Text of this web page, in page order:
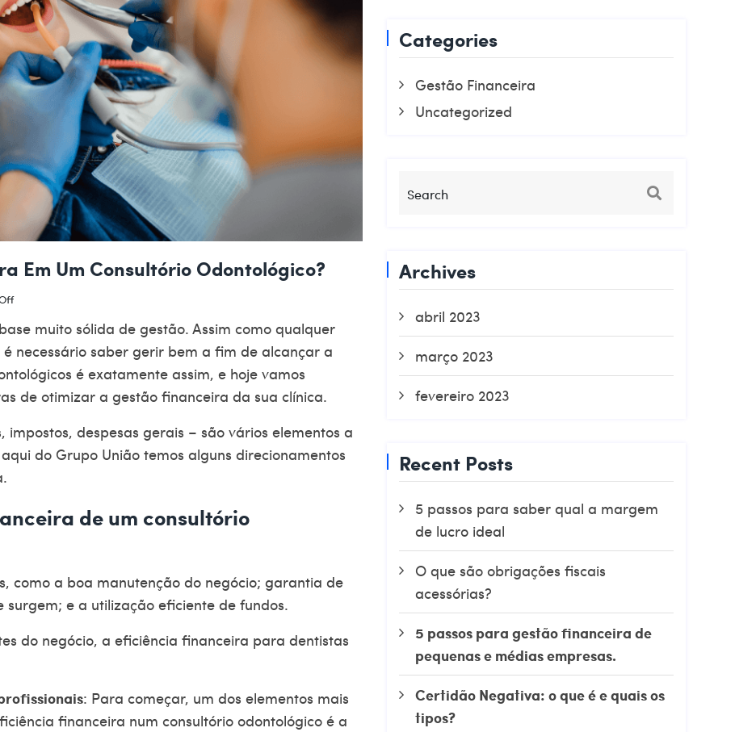
Em Um Consultório Odontológico?
muito sólida de gestão. Assim como qualquer
necessário saber gerir bem a fim de alcançar a
é exatamente assim, e hoje vamos
de otimizar a gestão financeira da sua clínica.
impostos, despesas gerais – são vários elementos a
do Grupo União temos alguns direcionamentos
de um consultório
como a boa manutenção do negócio; garantia de
e a utilização eficiente de fundos.
do negócio, a eficiência financeira para dentistas
: Para começar, um dos elementos mais
financeira num consultório odontológico é a
Categories
Gestão Financeira
Uncategorized
Archives
abril 2023
março 2023
fevereiro 2023
Recent Posts
5 passos para saber qual a margem
de lucro ideal
O que são obrigações fiscais
acessórias?
5 passos para gestão financeira de
pequenas e médias empresas.
Certidão Negativa: o que é e quais os
tipos?